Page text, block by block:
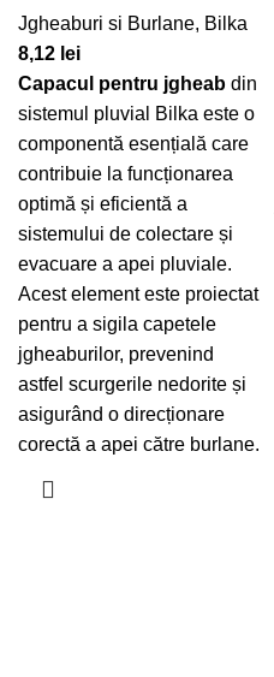
Jgheaburi si Burlane, Bilka
8,12 lei
Capacul pentru jgheab din
sistemul pluvial Bilka este o
componentă esențială care
contribuie la funcționarea
optimă și eficientă a
sistemului de colectare și
evacuare a apei pluviale.
Acest element este proiectat
pentru a sigila capetele
jgheaburilor, prevenind
astfel scurgerile nedorite și
asigurând o direcționare
corectă a apei către burlane.